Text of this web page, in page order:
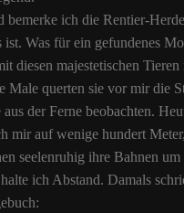
bemerke ich die Rentier-
ist. Was für ein gefundenes
diesen majestetischen
Male querten sie vor mir die
aus der Ferne beobachten.
mir auf wenige hundert
seelenruhig ihre Bahnen
ich Abstand. Damals